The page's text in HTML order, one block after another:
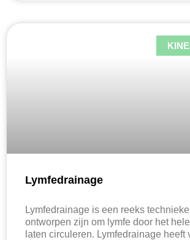
Lymfedrainage
Lymfedrainage is een reeks
ontworpen zijn om lymfe door het
laten circuleren. Lymfedrainage heeft